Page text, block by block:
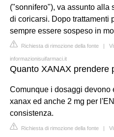
("sonnifero"), va assunto alla
di coricarsi. Dopo trattamenti
sempre essere sospeso in
Richiesta di rimozione della fonte |
informazionisuifarmaci.it
Quanto XANAX prendere
Comunque i dosaggi devono
xanax ed anche 2 mg per
consistenza.
Richiesta di rimozione della fonte |